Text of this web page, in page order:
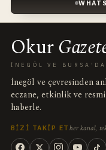
Okur
İNEGÖL VE
İnegöl ve çevresinden
eczane, etkinlik ve
haberle.
BIZI TAKIP ET her kanal,